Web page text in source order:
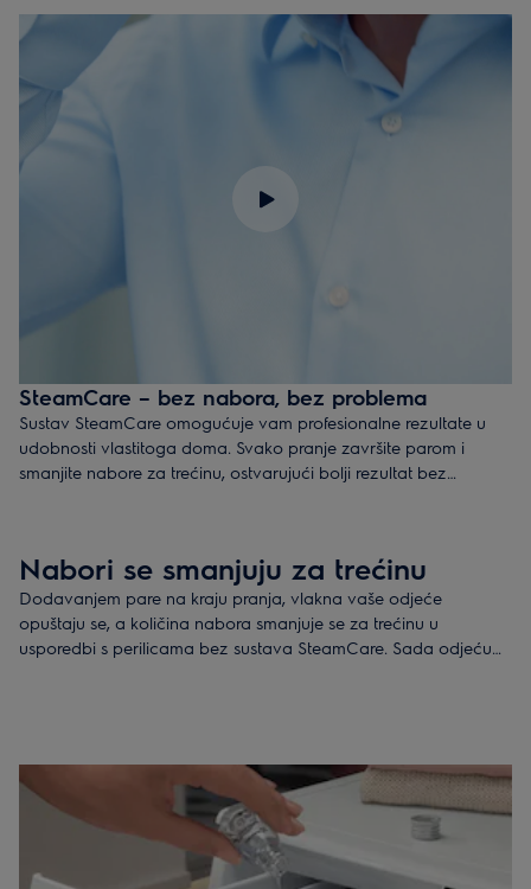
marki Ariel i Lenor, koji potvrđuje najbolju njegu tkanina i
učinkovitost uporabe omekšivača*.
*Više od 90 % tkanina koje se peru ravnomjerno je natopljeno
SteamCare – bez nabora, bez problema
Sustav SteamCare omogućuje vam profesionalne rezultate u
udobnosti vlastitoga doma. Svako pranje završite parom i
smanjite nabore za trećinu, ostvarujući bolji rezultat bez
Nabori se smanjuju za trećinu
Dodavanjem pare na kraju pranja, vlakna vaše odjeće
opuštaju se, a količina nabora smanjuje se za trećinu u
usporedbi s perilicama bez sustava SteamCare. Sada odjeću